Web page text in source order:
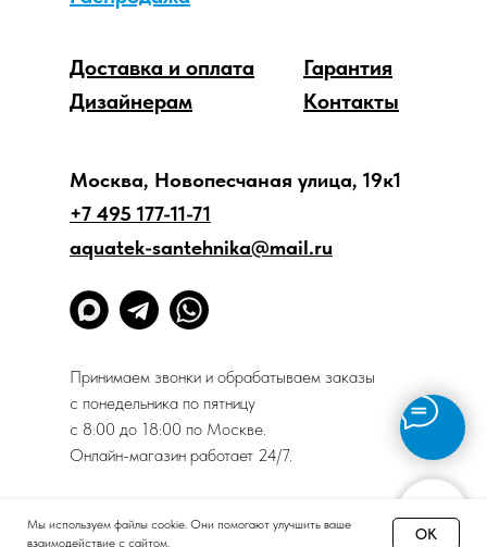
Мы используем файлы cookie. Они помогают улучшить ваше
взаимодействие с сайтом.
OK
Дизайнерам
Доставка и оплата
Гарантия
Контакты
Политика конфиденциальности
Москва, Новопесчаная улица, 19к1
+7 495 177-11-71
aquatek-santehnika@mail.ru
Принимаем звонки и обрабатываем заказы
с понедельника по пятницу
с 8:00 до 18:00 по Москве.
Онлайн-магазин работает 24/7.